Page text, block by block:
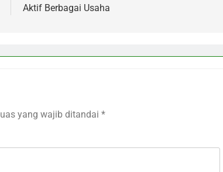
Aktif Berbagai Usaha
yang wajib ditandai *